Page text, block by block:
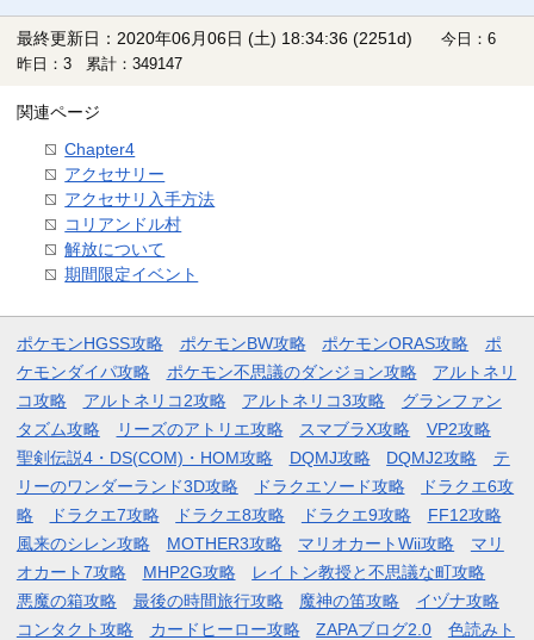
最終更新日：2020年06月06日 (土) 18:34:36(2251d)
今日：6
昨日：3 累計：349147
関連ページ
Chapter4
アクセサリー
アクセサリ入手方法
コリアンドル村
解放について
期間限定イベント
ポケモンHGSS攻略 ポケモンBW攻略 ポケモンORAS攻略
ポ
ケモンダイパ攻略
ポケモン不思議のダンジョン攻略
アルトネリ
コ攻略
アルトネリコ2攻略 アルトネリコ3攻略
グランファン
タズム攻略
リーズのアトリエ攻略 スマブラX攻略
VP2攻略
聖剣伝説4・DS(COM)・HOM攻略
DQMJ攻略 DQMJ2攻略
テ
リーのワンダーランド3D攻略
ドラクエソード攻略
ドラクエ6攻
略
ドラクエ7攻略 ドラクエ8攻略 ドラクエ9攻略
FF12攻略
風来のシレン攻略
MOTHER3攻略 マリオカートWii攻略
マリ
オカート7攻略
MHP2G攻略
レイトン教授と不思議な町攻略
悪魔の箱攻略
最後の時間旅行攻略 魔神の笛攻略
イヅナ攻略
コンタクト攻略
カードヒーロー攻略 ZAPAブログ2.0 色読みト